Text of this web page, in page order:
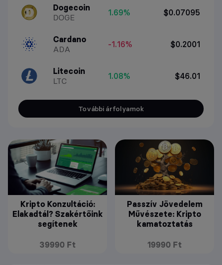
Dogecoin
DOGE
1.69% $0.07095
Cardano
ADA
-1.16% $0.2001
Litecoin
LTC
1.08% $46.01
További árfolyamok
Kripto Konzultáció:
Elakadtál? Szakértőink
segítenek
39990 Ft
Passzív Jövedelem
Művészete: Kripto
kamatoztatás
19990 Ft